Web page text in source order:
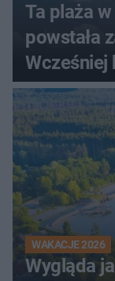
Ta plaża
powstała
Wcześniej
innego
WAKACJE 2026
Wygląda